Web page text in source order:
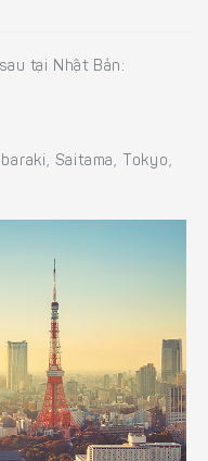
tại Nhật Bản:
Saitama, Tokyo,